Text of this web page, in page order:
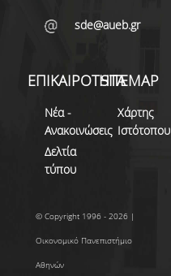
sde@aueb.gr
ΕΠΙΚΑΙΡΟΤΗΤΑ
Νέα -
Ανακοινώσεις
Δελτία
τύπου
SITEMAP
Χάρτης
Ιστότοπου
© Copyright 1996 - 2026 |
Οικονομικό Πανεπιστήμιο
Αθηνών